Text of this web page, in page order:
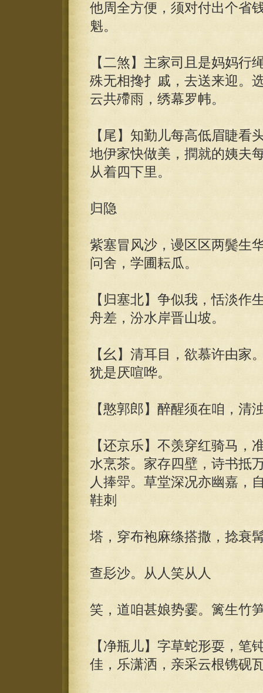
他周全方便，须对付出个省
魁。
【二煞】主家司且是妈妈行
殊无相搀扌戚，去送来迎。
云共殢雨，绣幕罗帏。
【尾】知勤儿每高低眉睫看
地伊家快做美，撋就的姨夫
从着四下里。
归隐
紫塞冒风沙，谩区区两鬓生
问舍，学圃耘瓜。
【归塞北】争似我，恬淡作
舟差，汾水岸晋山坡。
【幺】清耳目，欲慕许由家
犹是厌喧哗。
【憨郭郎】醉醒须在咱，清
【还京乐】不羡穿红骑马，
水烹茶。家存四壁，诗书抵
人捧斝。草堂深况亦幽嘉，
鞋刺
塔，穿布袍麻绦搭撒，捻衰
查髟沙。从人笑从人
笑，道咱甚娘势霎。篱生竹
【净瓶儿】字草蛇形耍，笔
佳，乐潇洒，亲采云根镌砚